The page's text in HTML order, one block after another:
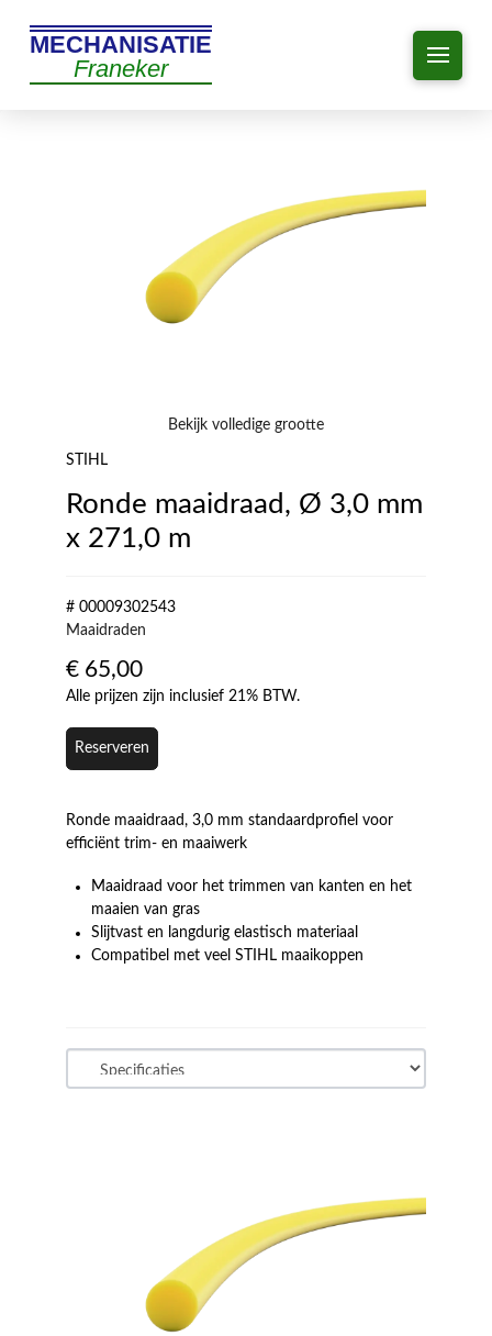
MECHANISATIE
Franeker
Bekijk volledige grootte
STIHL
Ronde maaidraad, Ø 3,0 mm
x 271,0 m
# 00009302543
Maaidraden
€ 65,00
Alle prijzen zijn inclusief 21% BTW.
Reserveren
Ronde maaidraad, 3,0 mm standaardprofiel voor
efficiënt trim- en maaiwerk
Maaidraad voor het trimmen van kanten en het
maaien van gras
Slijtvast en langdurig elastisch materiaal
Compatibel met veel STIHL maaikoppen